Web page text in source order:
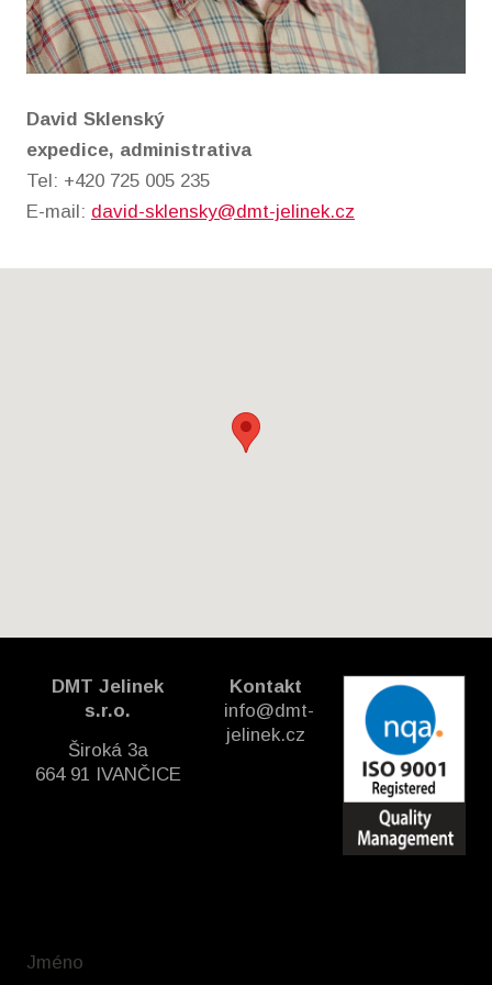
David Sklenský
expedice, administrativa
Tel: +420 725 005 235
E-mail: david-sklensky@dmt-jelinek.cz
DMT Jelinek
s.r.o.
Široká 3a
664 91 IVANČICE
Kontakt
info@dmt-
jelinek.cz
Jméno